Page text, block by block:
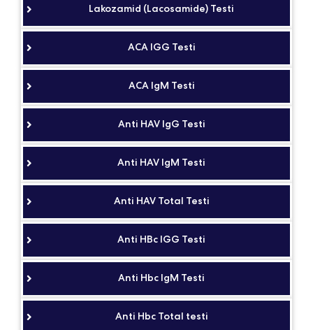
Lakozamid (Lacosamide) Testi
ACA IGG Testi
ACA IgM Testi
Anti HAV IgG Testi
Anti HAV IgM Testi
Anti HAV Total Testi
Anti HBc IGG Testi
Anti Hbc IgM Testi
Anti Hbc Total testi